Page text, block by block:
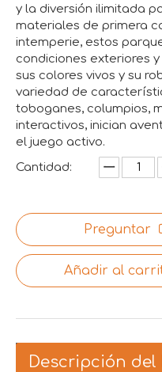
y la diversión ilimitada
materiales de primera
intemperie, estos
condiciones exteriores
sus colores vivos y su
variedad de
toboganes, columpios,
interactivos, inician
el juego activo.
Cantidad:
Preguntar
Añadir al
Descripción del